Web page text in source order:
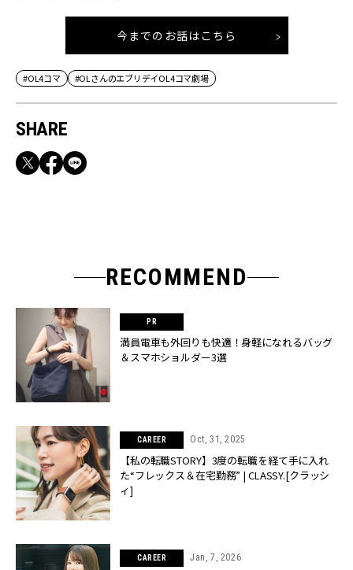
今までのお話はこちら
#OL4コマ #OLさんのエブリデイOL4コマ劇場
SHARE
RECOMMEND
満員電車も外回りも快適！身軽になれるバッグ
＆スマホショルダー3選
CAREER Oct, 31, 2025
【私の転職STORY】3度の転職を経て手に入れ
た“フレックス＆在宅勤務” | CLASSY.[クラッシ
ィ]
CAREER Jan, 7, 2026